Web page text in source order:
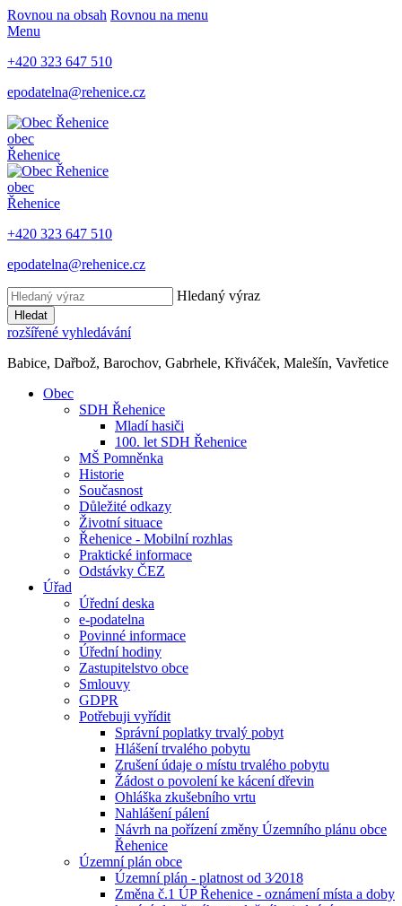
Rovnou na obsah Rovnou na menu
Menu
+420 323 647 510
epodatelna@rehenice.cz
obec
Řehenice
obec
Řehenice
+420 323 647 510
epodatelna@rehenice.cz
Hledaný výraz
Hledat
rozšířené vyhledávání
Babice, Dařbož, Barochov, Gabrhele, Křiváček, Malešín, Vavřetice
Obec
SDH Řehenice
Mladí hasiči
100. let SDH Řehenice
MŠ Pomněnka
Historie
Současnost
Důležité odkazy
Životní situace
Řehenice - Mobilní rozhlas
Praktické informace
Odstávky ČEZ
Úřad
Úřední deska
e-podatelna
Povinné informace
Úřední hodiny
Zastupitelstvo obce
Smlouvy
GDPR
Potřebuji vyřídit
Správní poplatky trvalý pobyt
Hlášení trvalého pobytu
Zrušení údaje o místu trvalého pobytu
Žádost o povolení ke kácení dřevin
Ohláška zkušebního vrtu
Nahlášení pálení
Návrh na pořízení změny Územního plánu obce
Řehenice
Územní plán obce
Územní plán - platnost od 3⁄2018
Změna č.1 ÚP Řehenice - oznámení místa a doby